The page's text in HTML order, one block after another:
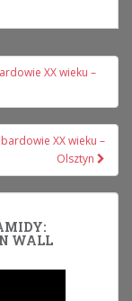
XX wieku –
XX wieku –
Olsztyn
WALL